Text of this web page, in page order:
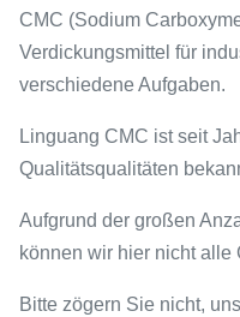
CMC (Sodium
Verdickungsmittel für
verschiedene Aufgaben.
Linguang CMC ist seit
Qualitätsqualitäten
Aufgrund der großen
können wir hier nicht alle
Bitte zögern Sie nicht,